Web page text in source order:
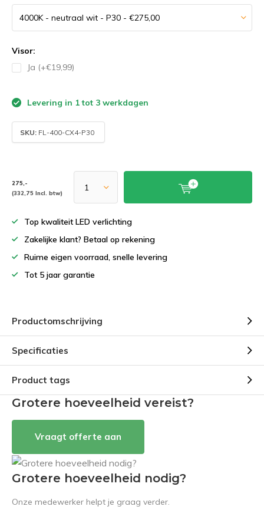
Visor:
Ja (+€19,99)
Levering in 1 tot 3 werkdagen
SKU: FL-400-CX4-P30
275,-
(332,75 Incl. btw)
Top kwaliteit LED verlichting
Zakelijke klant? Betaal op rekening
Ruime eigen voorraad, snelle levering
Tot 5 jaar garantie
Productomschrijving
Specificaties
Product tags
Grotere hoeveelheid vereist?
Vraagt offerte aan
Grotere hoeveelheid nodig?
Onze medewerker helpt je graag verder.